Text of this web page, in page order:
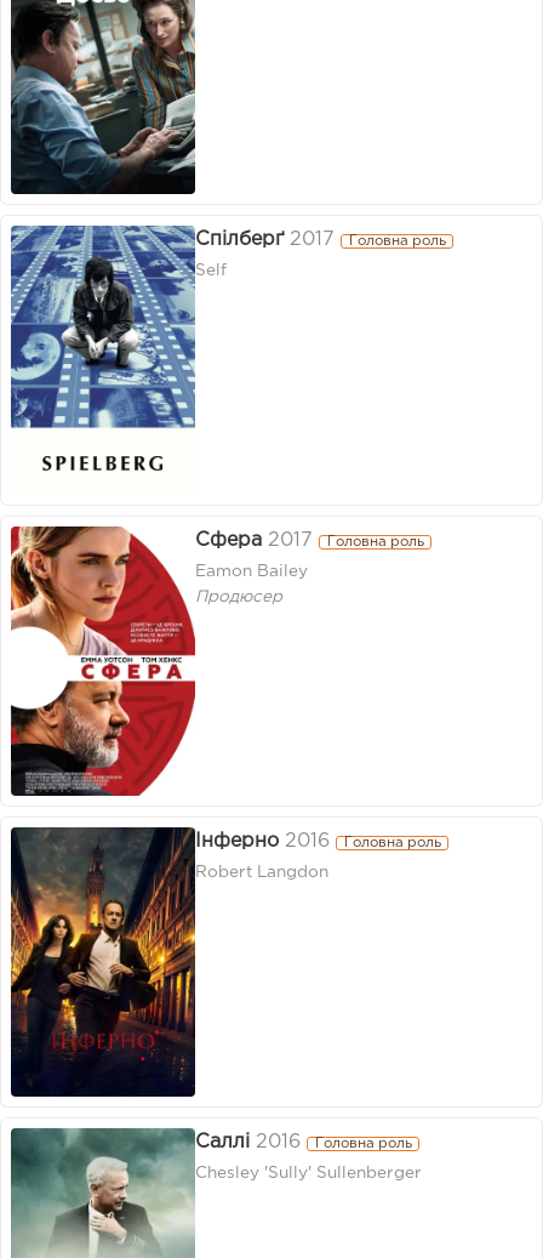
Спілберґ 2017 Головна роль
Self
Сфера 2017 Головна роль
Eamon Bailey
Продюсер
Інферно 2016 Головна роль
Robert Langdon
Саллі 2016 Головна роль
Chesley 'Sully' Sullenberger